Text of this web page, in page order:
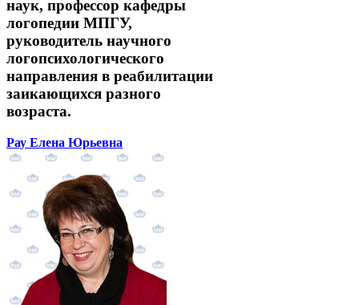
наук, профессор кафедры
логопедии МПГУ,
руководитель научного
логопсихологического
направления в реабилитации
заикающихся разного
возраста.
Рау Елена Юрьевна